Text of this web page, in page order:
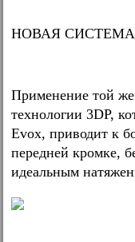
НОВАЯ
Применение той
технологии 3DP,
Evox, приводит к
передней кромке,
идеальным